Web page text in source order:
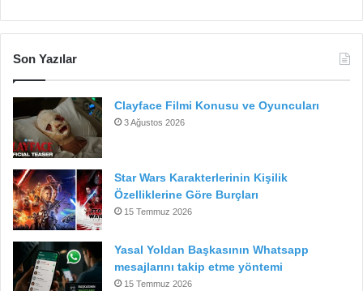
Son Yazılar
Clayface Filmi Konusu ve Oyuncuları
3 Ağustos 2026
Star Wars Karakterlerinin Kişilik
Özelliklerine Göre Burçları
15 Temmuz 2026
Yasal Yoldan Başkasının Whatsapp
mesajlarını takip etme yöntemi
15 Temmuz 2026